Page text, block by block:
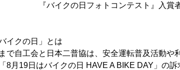
イクの日フォトコンテスト』入賞者
イクの日」とは
で自工会と日本二普協は、安全運転普及活動
8月19日はバイクの日 HAVE A BIKE DAY」の